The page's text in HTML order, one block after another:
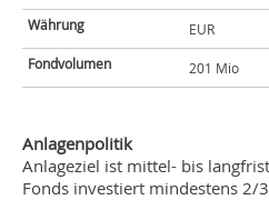
Währung
EUR
Fondvolumen
201 Mio
Anlagenpolitik
Anlageziel ist mittel- bis
Fonds investiert mindestens 2/